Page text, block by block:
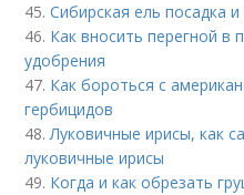
45.Сибирская ель посадка
46. Как вносить перегной в
удобрения
47. Как бороться с
гербицидов
48.Луковичные ирисы, как
луковичные ирисы
49. Когда и как обрезать